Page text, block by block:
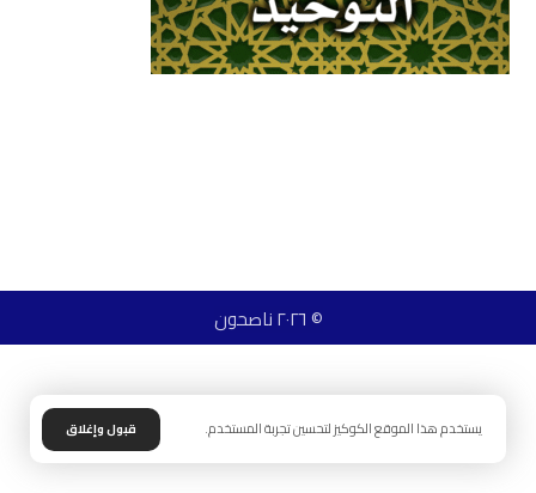
© ٢٠٢٦ ناصحون
يستخدم هذا الموقع الكوكيز لتحسين تجربة المستخدم. قبول وإغلاق